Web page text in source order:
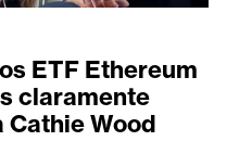
ETF Ethereum
claramente
Wood